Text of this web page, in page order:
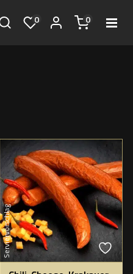
0 0
Serviervorschlag